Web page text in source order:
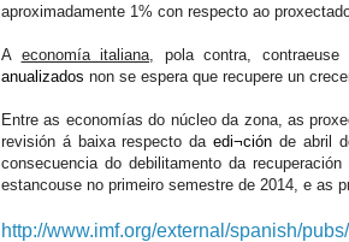
aproximadamente 1% con respecto ao
A economía italiana,
pola contra,
anualizados non se espera que recupere un
Entre as economías do núcleo da zona, as
revisión á baixa respecto daedi¬ción de abril
consecuencia do debilitamento da
estancouse no primeiro semestre de 2014, e as
http://www.imf.org/external/spanish/